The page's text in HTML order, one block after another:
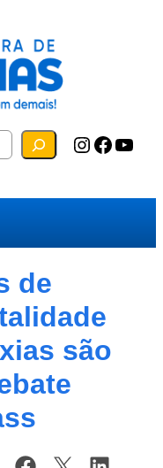
Instagram Facebook YouTube
de
são